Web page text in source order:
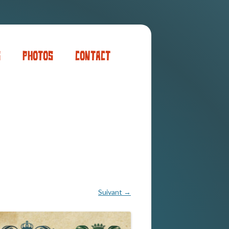
Photos Contact
Suivant →